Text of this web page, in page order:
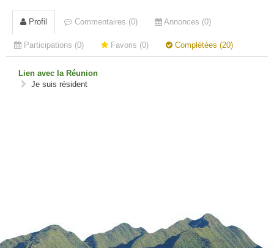
Profil Commentaires (0) Annonces (0)
Participations (0) Favoris (0) Complétées (20)
Lien avec la Réunion
Je suis résident